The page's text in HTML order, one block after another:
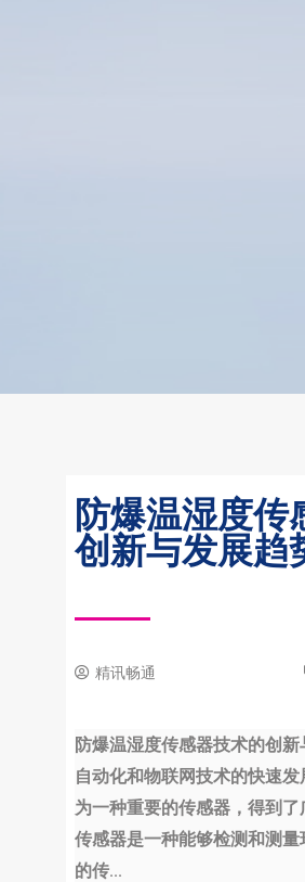
防爆温湿度传
创新与发展趋
精讯畅通
防爆温湿度传感器技术的创
自动化和物联网技术的快速
为一种重要的传感器，得到
传感器是一种能够检测和测
的传...